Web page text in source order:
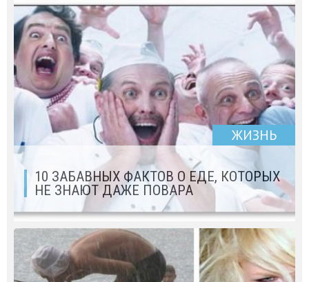
ЖИЗНЬ
10 ЗАБАВНЫХ ФАКТОВ О ЕДЕ, КОТОРЫХ
НЕ ЗНАЮТ ДАЖЕ ПОВАРА